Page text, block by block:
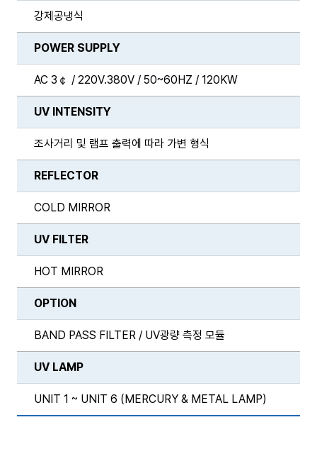
강제공냉식
POWER SUPPLY
AC 3￠ / 220V.380V / 50~60HZ / 120KW
UV INTENSITY
조사거리 및 램프 출력에 따라 가변 형식
REFLECTOR
COLD MIRROR
UV FILTER
HOT MIRROR
OPTION
BAND PASS FILTER / UV광량 측정 모듈
UV LAMP
UNIT 1 ~ UNIT 6 (MERCURY & METAL LAMP)